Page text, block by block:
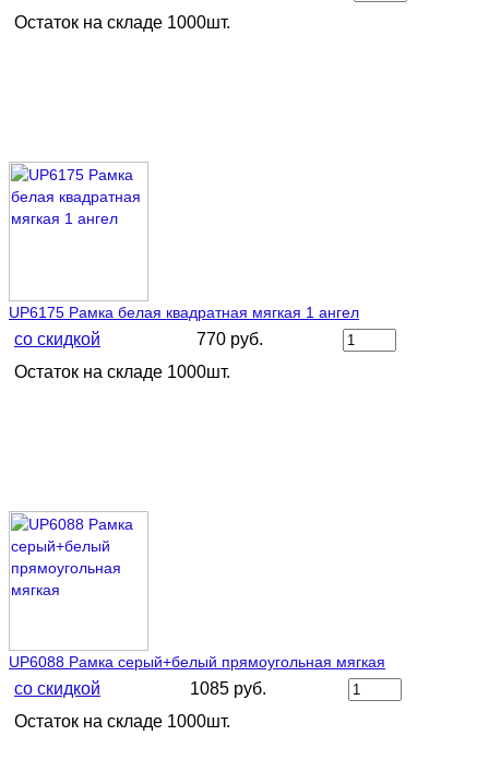
Остаток на складе 1000шт.
UP6175 Рамка белая квадратная мягкая 1 ангел
со скидкой
770 руб.
Остаток на складе 1000шт.
UP6088 Рамка серый+белый прямоугольная мягкая
со скидкой
1085 руб.
Остаток на складе 1000шт.